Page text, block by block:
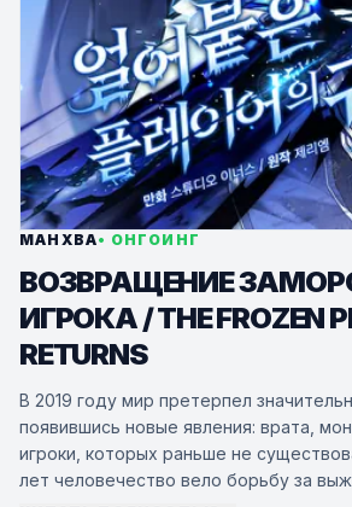
МАНХВА• ОНГОИНГ
ВОЗВРАЩЕНИЕ
ИГРОКА / THE FROZEN
RETURNS
В 2019 году мир претерпел
появившись новые явления: врата,
игроки, которых раньше не
лет человечество вело борьбу за